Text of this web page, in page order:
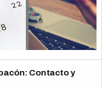
Contacto y